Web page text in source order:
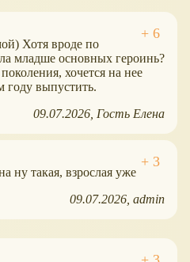
Хотя вроде по
младше основных героинь?
хочется на нее
году выпустить.
09.07.2026 Гость Елена
ну такая, взрослая уже
09.07.2026 admin